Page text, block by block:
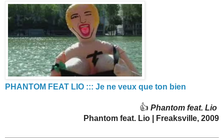
PHANTOM FEAT LIO ::: Je ne veux que ton bien
👍 Phantom feat. Lio
Phantom feat. Lio | Freaksville, 2009